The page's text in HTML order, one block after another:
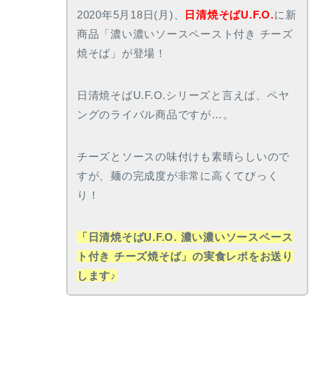
2020年5月18日(月)、 日清焼そばU.F.O.に新
商品「濃い濃いソースペースト付き チーズ
焼そば」が登場！
日清焼そばU.F.O.シリーズと言えば、ペヤ
ングのライバル商品ですが…。
チーズとソースの味付けも素晴らしいので
すが、麺の完成度が非常に高くてびっく
り！
「日清焼そばU.F.O. 濃い濃いソースペース
ト付き チーズ焼そば」の実食レポをお送り
します♪